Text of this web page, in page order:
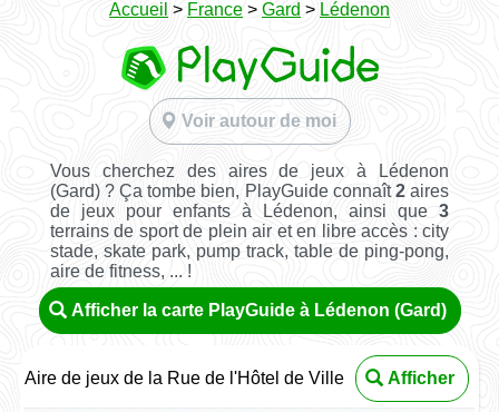
Accueil > France > Gard > Lédenon
Voir autour de moi
Vous cherchez des aires de jeux à Lédenon
(Gard) ? Ça tombe bien, PlayGuide connaît2 aires
de jeux pour enfants à Lédenon, ainsi que3
terrains de sport de plein air et en libre accès : city
stade, skate park, pump track, table de ping-pong,
aire de fitness, ... !
Afficher la carte PlayGuide à Lédenon (Gard)
Aire de jeux de la Rue de l'Hôtel de Ville Afficher